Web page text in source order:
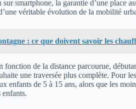
smartphone, la garantie d’une place
véritable évolution de la mobilité
: ce que doivent savoir les
de la distance parcourue,
une traversée plus complète. Pour
enfants de 5 à 15 ans, alors que les
enfants.